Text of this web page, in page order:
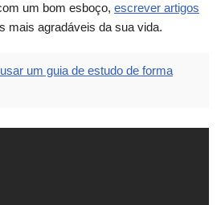
um bom esboço, escrever artigos
mais agradáveis da sua vida.
um guia de estudo de forma